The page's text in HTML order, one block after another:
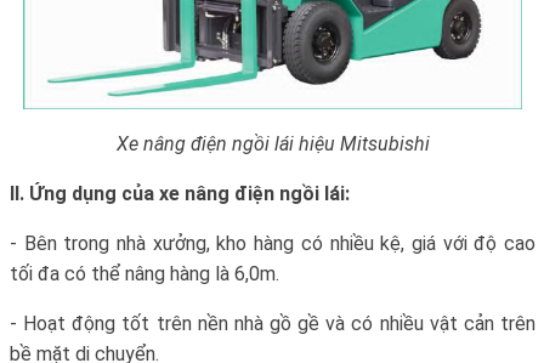
Xe nâng điện ngồi lái hiệu Mitsubishi
II. Ứng dụng của xe nâng điện ngồi lái:
- Bên trong nhà xưởng, kho hàng có nhiều kệ, giá với độ cao
tối đa có thể nâng hàng là 6,0m.
- Hoạt động tốt trên nền nhà gồ gề và có nhiều vật cản trên
bề mặt di chuyển.